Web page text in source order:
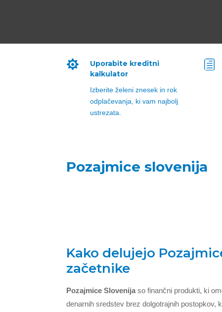

Uporabite kreditni
kalkulator
Izberite želeni znesek in rok
odplačevanja, ki vam najbolj
ustrezata.
h
Pozajmice slovenija
Kako delujejo
začetnike
Pozajmice Slovenija so finančni produkti, ki
denarnih sredstev brez dolgotrajnih postopkov,